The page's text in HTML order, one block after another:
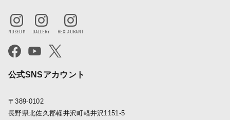
公式SNSアカウント
〒389-0102
長野県北佐久郡軽井沢町軽井沢1151-5